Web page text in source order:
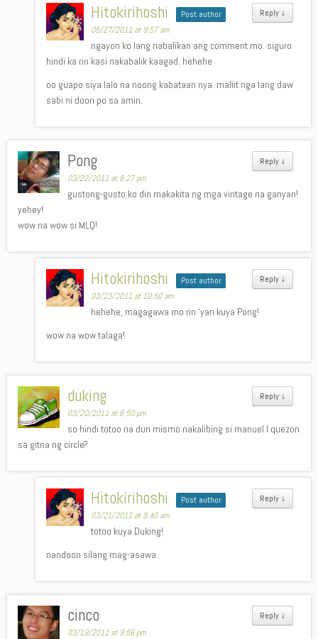
Reply ↓
Hitokirihoshi Post author
05/27/2011 at 9:57 am
ngayon ko lang nabalikan ang comment mo. siguro
hindi ka rin kasi nakabalik kaagad. hehehe
oo guapo siya lalo na noong kabataan nya. maliit nga lang daw
sabi ni doon po sa amin.
Reply ↓
Pong
03/22/2011 at 8:27 pm
gustong-gusto ko din makakita ng mga vintage na ganyan!
yehey!
wow na wow si MLQ!
Reply ↓
Hitokirihoshi Post author
03/23/2011 at 10:50 am
hehehe, magagawa mo rin ‘yan kuya Pong!
wow na wow talaga!
Reply ↓
duking
03/20/2011 at 6:50 pm
so hindi totoo na dun mismo nakalibing si manuel l quezon
sa gitna ng circle?
Reply ↓
Hitokirihoshi Post author
03/21/2011 at 9:40 am
totoo kuya Duking!
nandoon silang mag-asawa.
Reply ↓
cinco
03/19/2011 at 9:56 pm